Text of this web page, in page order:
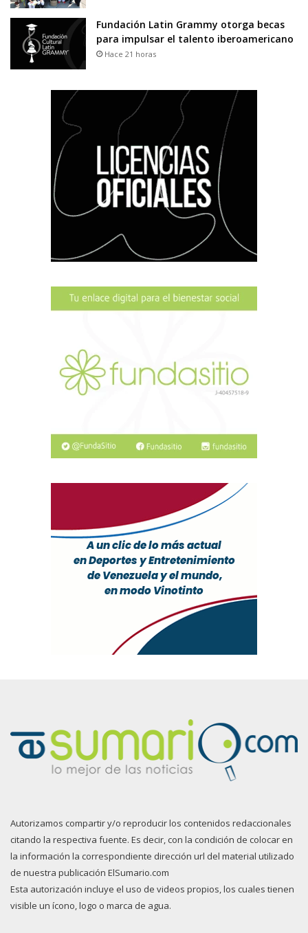
Fundación Latin Grammy otorga becas
para impulsar el talento iberoamericano
Hace 21 horas
Autorizamos compartir y/o reproducir los contenidos redaccionales
citando la respectiva fuente. Es decir, con la condición de colocar en
la información la correspondiente dirección url del material utilizado
de nuestra publicación ElSumario.com
Esta autorización incluye el uso de videos propios, los cuales tienen
visible un ícono, logo o marca de agua.